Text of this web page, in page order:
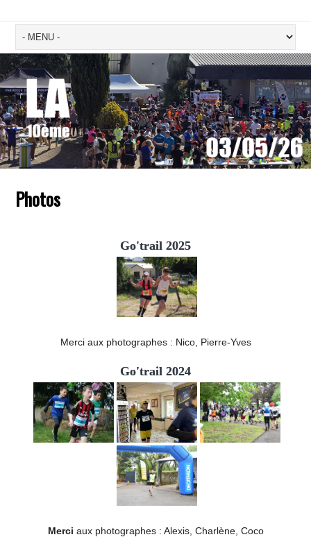
Photos
Go'trail 2025
Merci aux photographes : Nico, Pierre-Yves
Go'trail 2024
Merci aux photographes : Alexis, Charlène, Coco